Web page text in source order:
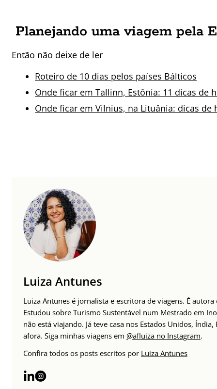
Planejando uma viagem pela
Então não deixe de ler
Roteiro de 10 dias pelos países Bálticos
Onde ficar em Tallinn, Estônia: 11 dicas de
Onde ficar em Vilnius, na Lituânia: dicas de
Luiza Antunes
Luiza Antunes é jornalista e escritora de viagens. É
Estudou sobre Turismo Sustentável num Mestrado em
não está viajando. Já teve casa nos Estados Unidos,
afora. Siga minhas viagens em @afluiza no Instagram.
Confira todos os posts escritos por Luiza Antunes